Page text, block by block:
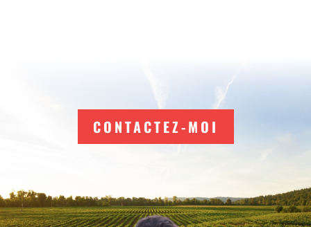
CONTACTEZ-MOI